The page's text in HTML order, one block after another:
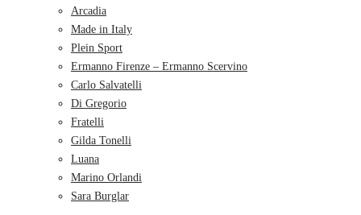
Arcadia
Made in Italy
Plein Sport
Ermanno Firenze – Ermanno Scervino
Carlo Salvatelli
Di Gregorio
Fratelli
Gilda Tonelli
Luana
Marino Orlandi
Sara Burglar